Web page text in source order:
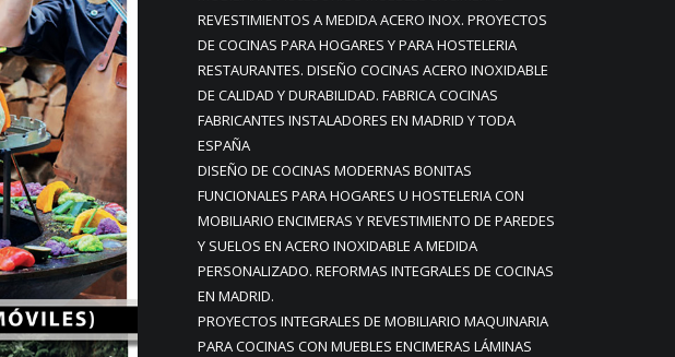
REVESTIMIENTOS A MEDIDA ACERO INOX. PROYECTOS
DE COCINAS PARA HOGARES Y PARA HOSTELERIA
RESTAURANTES. DISEÑO COCINAS ACERO INOXIDABLE
DE CALIDAD Y DURABILIDAD. FABRICA COCINAS
FABRICANTES INSTALADORES EN MADRID Y TODA
ESPAÑA
DISEÑO DE COCINAS MODERNAS BONITAS
FUNCIONALES PARA HOGARES U HOSTELERIA CON
MOBILIARIO ENCIMERAS Y REVESTIMIENTO DE PAREDES
Y SUELOS EN ACERO INOXIDABLE A MEDIDA
PERSONALIZADO. REFORMAS INTEGRALES DE COCINAS
EN MADRID.
PROYECTOS INTEGRALES DE MOBILIARIO MAQUINARIA
PARA COCINAS CON MUEBLES ENCIMERAS LÁMINAS